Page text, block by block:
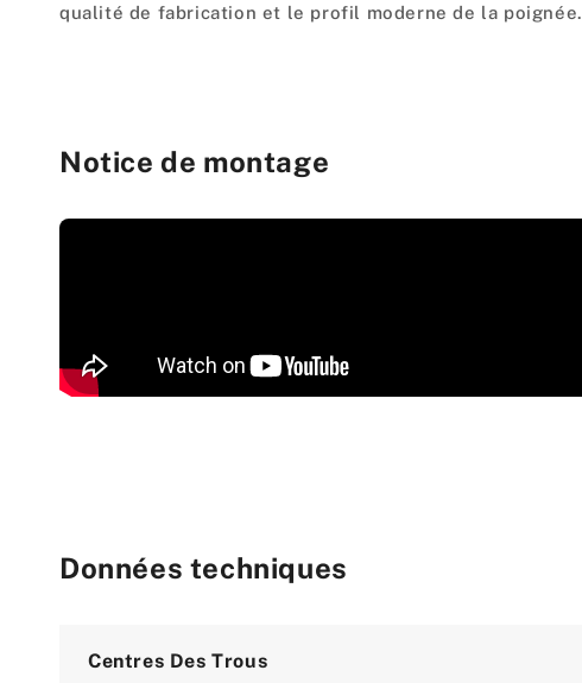
qualité de fabrication et le profil moderne de la poignée.
Notice de montage
Données techniques
Centres Des Trous